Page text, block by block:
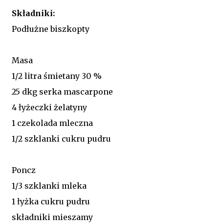
Składniki:
Podłużne biszkopty
Masa
1/2 litra śmietany 30 %
25 dkg serka mascarpone
4 łyżeczki żelatyny
1 czekolada mleczna
1/2 szklanki cukru pudru
Poncz
1/3 szklanki mleka
1 łyżka cukru pudru
składniki mieszamy